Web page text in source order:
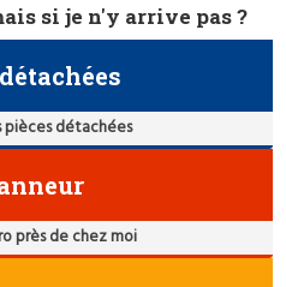
si je n'y arrive pas ?
pièces détachées
près de chez moi